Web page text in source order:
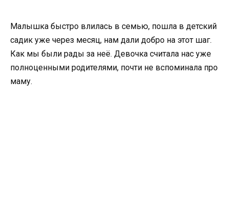
Малышка быстро влилась в семью, пошла в детский
садик уже через месяц, нам дали добро на этот шаг.
Как мы были рады за неё. Девочка считала нас уже
полноценными родителями, почти не вспоминала про
маму.